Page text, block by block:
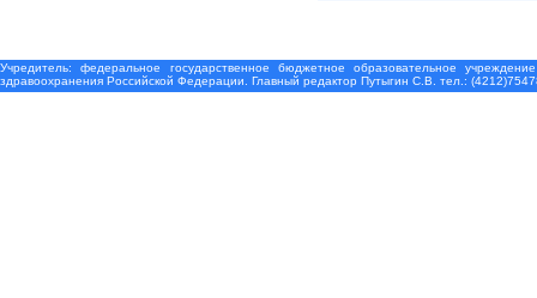
Учредитель: федеральное государственное бюджетное образовательное
здравоохранения Российской Федерации. Главный редактор Путыгин С.В. тел.: